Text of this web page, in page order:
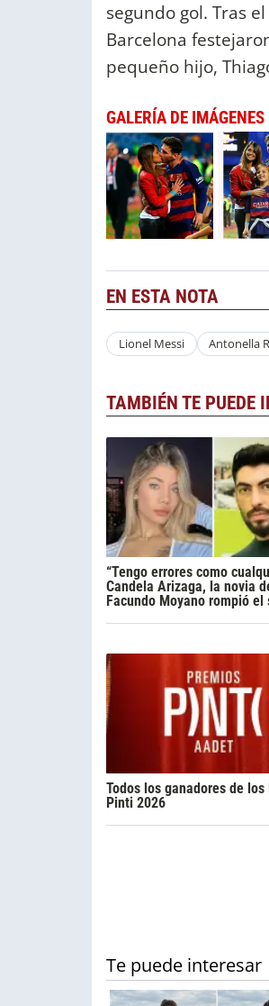
segundo gol. Tras
Barcelona
pequeño hijo,
GALERÍA DE IMÁGENES
EN ESTA NOTA
Lionel Messi Antonella
TAMBIÉN TE PUEDE
“Tengo errores como
Candela Arizaga, la novia
Facundo Moyano rompió el
Todos los ganadores de los
Pinti 2026